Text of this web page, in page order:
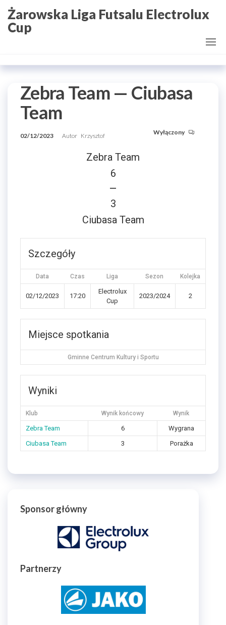
Przejdź
do
treści
Żarowska Liga Futsalu Electrolux
Cup
Zebra Team — Ciubasa
Team
02/12/2023 Autor Krzysztof Wyłączony
Zebra Team
6
—
3
Ciubasa Team
Szczegóły
Data Czas Liga Sezon Kolejka
02/12/2023 17:20
Electrolux
Cup
2023/2024 2
Miejsce spotkania
Gminne Centrum Kultury i Sportu
Wyniki
Klub Wynik końcowy Wynik
Zebra Team 6
Wygrana
Ciubasa Team
3 Porażka
Sponsor główny
Partnerzy